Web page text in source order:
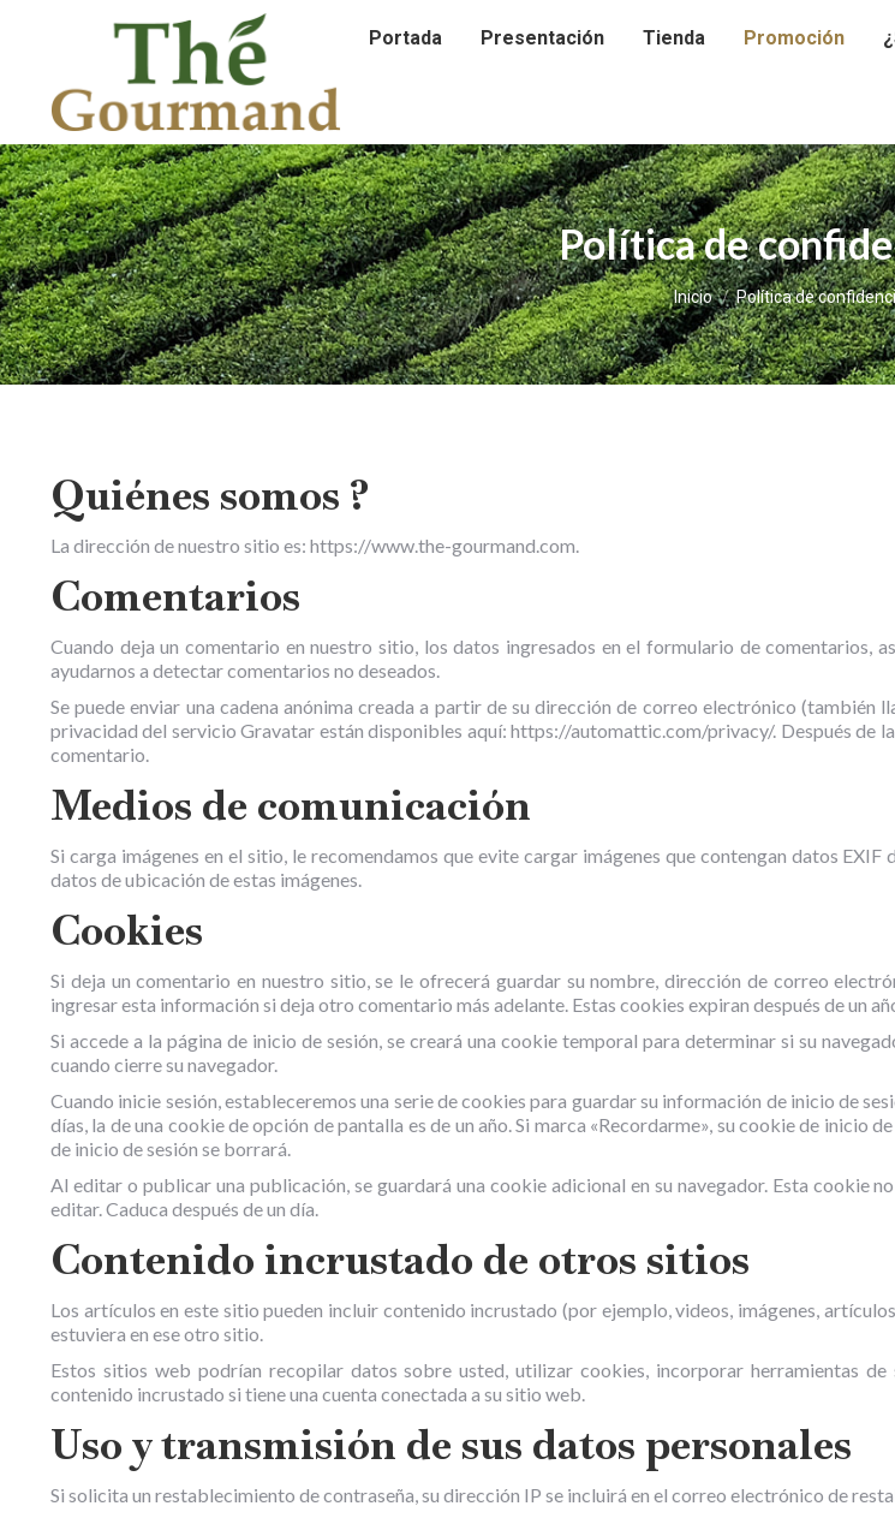
Portada Presentación Tienda Promoción
Política de
Estás aquí:
Inicio Política de
Quiénes somos ?
La dirección de nuestro sitio es: https://www.the-gourmand.com.
Comentarios
Cuando deja un comentario en nuestro sitio, los datos ingresados ​​en el formulario de comentarios,
ayudarnos a detectar comentarios no deseados.
Se puede enviar una cadena anónima creada a partir de su dirección de correo electrónico
privacidad del servicio Gravatar están disponibles aquí: https://automattic.com/privacy/. Después de
comentario.
Medios de comunicación
Si carga imágenes en el sitio, le recomendamos que evite cargar imágenes que contengan datos
datos de ubicación de estas imágenes.
Cookies
Si deja un comentario en nuestro sitio, se le ofrecerá guardar su nombre, dirección de correo
ingresar esta información si deja otro comentario más adelante. Estas cookies expiran después de un
Si accede a la página de inicio de sesión, se creará una cookie temporal para determinar si su
cuando cierre su navegador.
Cuando inicie sesión, estableceremos una serie de cookies para guardar su información de inicio de
días, la de una cookie de opción de pantalla es de un año. Si marca «Recordarme», su cookie de inicio
de inicio de sesión se borrará.
Al editar o publicar una publicación, se guardará una cookie adicional en su navegador. Esta cookie
editar. Caduca después de un día.
Contenido incrustado de otros sitios
Los artículos en este sitio pueden incluir contenido incrustado (por ejemplo, videos, imágenes,
estuviera en ese otro sitio.
Estos sitios web podrían recopilar datos sobre usted, utilizar cookies, incorporar herramientas
contenido incrustado si tiene una cuenta conectada a su sitio web.
Uso y transmisión de sus datos personales
Si solicita un restablecimiento de contraseña, su dirección IP se incluirá en el correo electrónico de